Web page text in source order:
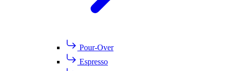
Pour-Over
Espresso